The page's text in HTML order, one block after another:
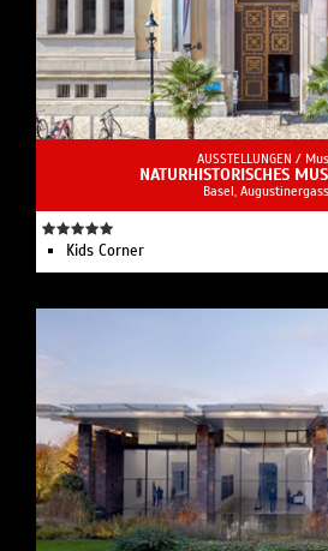
AUSSTELLUNGEN /
NATURHISTORISCHES
Basel,
Kids Corner